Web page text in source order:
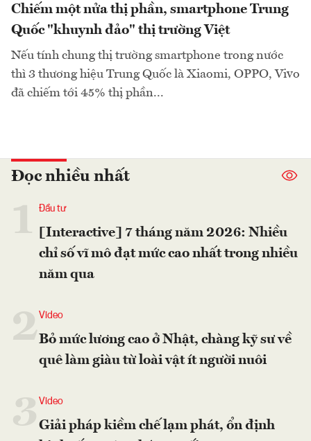
Chiếm một nửa thị phần, smartphone Trung
Quốc "khuynh đảo" thị trường Việt
Nếu tính chung thị trường smartphone trong nước
thì 3 thương hiệu Trung Quốc là Xiaomi, OPPO, Vivo
đã chiếm tới 45% thị phần...
Đọc nhiều nhất
Đầu tư
[Interactive] 7 tháng năm 2026: Nhiều
chỉ số vĩ mô đạt mức cao nhất trong nhiều
năm qua
2Video
Bỏ mức lương cao ở Nhật, chàng kỹ sư về
quê làm giàu từ loài vật ít người nuôi
Video
Giải pháp kiềm chế lạm phát, ổn định